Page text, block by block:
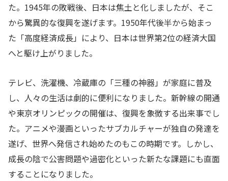
た。1945年の敗戦後、日本は焦土と化しましたが、そこ
から驚異的な復興を遂げます。1950年代後半から始まっ
た「高度経済成長」により、日本は世界第2位の経済大国
へと駆け上がりました。
テレビ、洗濯機、冷蔵庫の「三種の神器」が家庭に普及
し、人々の生活は劇的に便利になりました。新幹線の開通
や東京オリンピックの開催は、復興を象徴する出来事でし
た。アニメや漫画といったサブカルチャーが独自の発達を
遂げ、世界へ発信され始めたのもこの時期です。しかし、
成長の陰で公害問題や過密化といった新たな課題にも直面
することになりました。